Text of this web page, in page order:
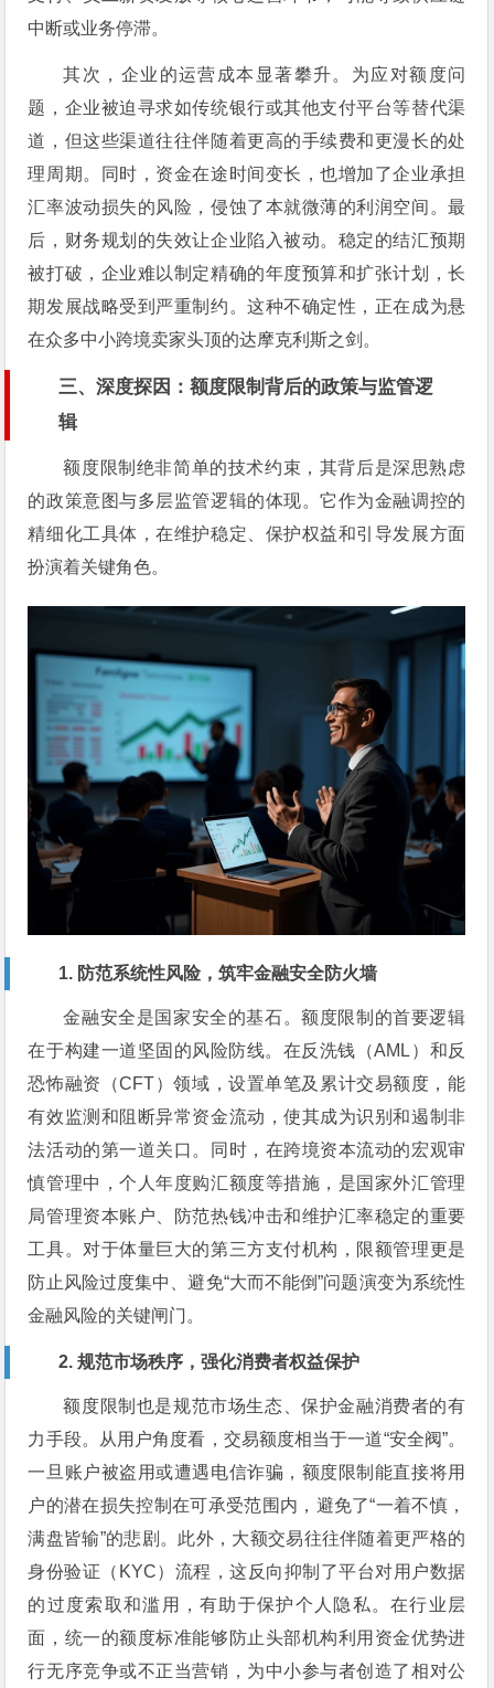
中断或业务停滞。
其次，企业的运营成本显著攀升。为应对额度问
题，企业被迫寻求如传统银行或其他支付平台等替代渠
道，但这些渠道往往伴随着更高的手续费和更漫长的处
理周期。同时，资金在途时间变长，也增加了企业承担
汇率波动损失的风险，侵蚀了本就微薄的利润空间。最
后，财务规划的失效让企业陷入被动。稳定的结汇预期
被打破，企业难以制定精确的年度预算和扩张计划，长
期发展战略受到严重制约。这种不确定性，正在成为悬
在众多中小跨境卖家头顶的达摩克利斯之剑。
三、深度探因：额度限制背后的政策与监管逻
辑
额度限制绝非简单的技术约束，其背后是深思熟虑
的政策意图与多层监管逻辑的体现。它作为金融调控的
精细化工具体，在维护稳定、保护权益和引导发展方面
扮演着关键角色。
1. 防范系统性风险，筑牢金融安全防火墙
金融安全是国家安全的基石。额度限制的首要逻辑
在于构建一道坚固的风险防线。在反洗钱（AML）和反
恐怖融资（CFT）领域，设置单笔及累计交易额度，能
有效监测和阻断异常资金流动，使其成为识别和遏制非
法活动的第一道关口。同时，在跨境资本流动的宏观审
慎管理中，个人年度购汇额度等措施，是国家外汇管理
局管理资本账户、防范热钱冲击和维护汇率稳定的重要
工具。对于体量巨大的第三方支付机构，限额管理更是
防止风险过度集中、避免“大而不能倒”问题演变为系统性
金融风险的关键闸门。
2. 规范市场秩序，强化消费者权益保护
额度限制也是规范市场生态、保护金融消费者的有
力手段。从用户角度看，交易额度相当于一道“安全阀”。
一旦账户被盗用或遭遇电信诈骗，额度限制能直接将用
户的潜在损失控制在可承受范围内，避免了“一着不慎，
满盘皆输”的悲剧。此外，大额交易往往伴随着更严格的
身份验证（KYC）流程，这反向抑制了平台对用户数据
的过度索取和滥用，有助于保护个人隐私。在行业层
面，统一的额度标准能够防止头部机构利用资金优势进
行无序竞争或不正当营销，为中小参与者创造了相对公